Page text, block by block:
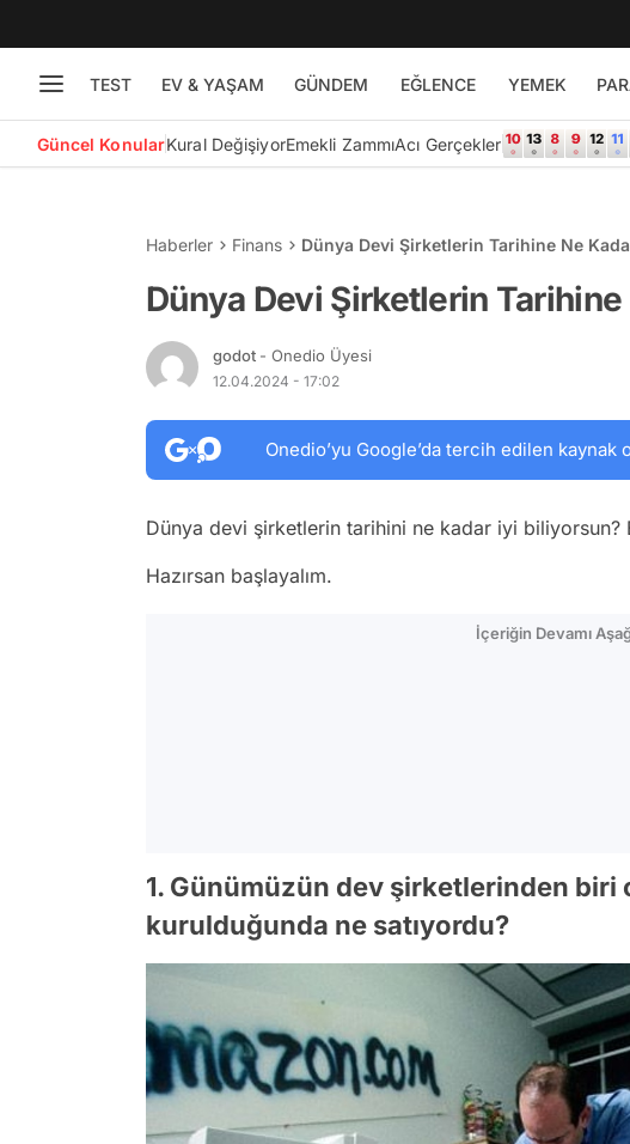
TEST EV & YAŞAM GÜNDEM EĞLENCE YEMEK
Güncel KonularKural DeğişiyorEmekli ZammıAcı Gerçekler
Haberler Finans Dünya Devi Şirketlerin Tarihine Ne
Dünya Devi Şirketlerin
godot - Onedio Üyesi
12.04.2024 - 17:02
Onedio’yu Google’da tercih edilen kaynak
Dünya devi şirketlerin tarihini ne kadar iyi biliyorsun?
Hazırsan başlayalım.
İçeriğin Devamı
1. Günümüzün dev şirketlerinden biri
kurulduğunda ne satıyordu?